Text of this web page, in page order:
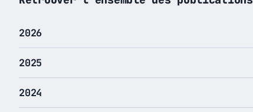
2026
2025
2024